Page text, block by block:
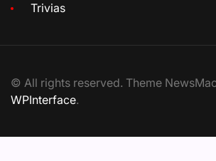
Trivias
© All rights reserved. Theme
WPInterface.